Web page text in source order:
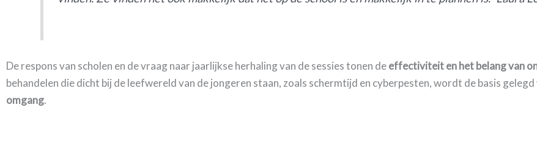
De respons van scholen en de vraag naar jaarlijkse herhaling van de sessies tonen deeffectiviteit en het belang van
behandelen die dicht bij de leefwereld van de jongeren staan, zoals schermtijd en cyberpesten, wordt de basis gelegd
omgang.